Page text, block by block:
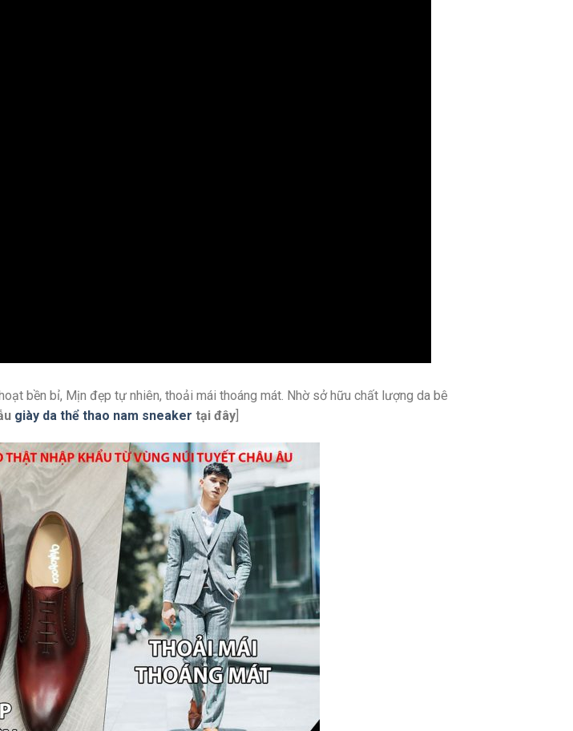
bền bỉ, Mịn đẹp tự nhiên, thoải mái thoáng mát. Nhờ sở hữu chất lượng da bê
giày da thể thao nam sneaker tại đây